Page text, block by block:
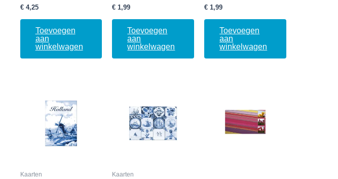
€4,25
Toevoegen
aan
winkelwagen
€ 1,99
Toevoegen
aan
winkelwagen
€ 1,99
Toevoegen
aan
winkelwagen
Kaarten Kaarten